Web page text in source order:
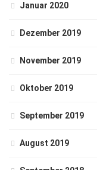
Januar 2020
Dezember 2019
November 2019
Oktober 2019
September 2019
August 2019